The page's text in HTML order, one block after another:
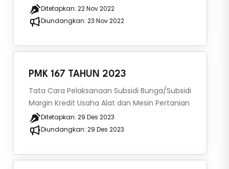
Ditetapkan: 22 Nov 2022
Diundangkan: 23 Nov 2022
PMK 167 TAHUN 2023
Tata Cara Pelaksanaan Subsidi Bunga/Subsidi
Margin Kredit Usaha Alat dan Mesin Pertanian
Ditetapkan: 29 Des 2023
Diundangkan: 29 Des 2023